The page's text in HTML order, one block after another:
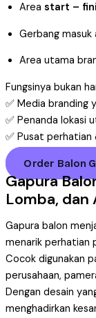
Area start –
Gerbang masuk
Area utama
Fungsinya bukan
✅ Media branding
✅ Penanda lokasi
✅ Pusat
Order Balon
Gapura
Lomba, dan
Gapura balon
menarik perhatian
Cocok digunakan
perusahaan,
Dengan desain
menghadirkan